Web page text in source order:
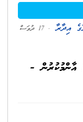
އިދާރާ
. 17 ދުވަސް
-